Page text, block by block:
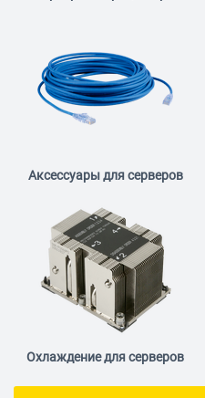
Аксессуары для серверов
Охлаждение для серверов